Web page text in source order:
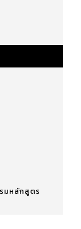
มหลักสูตร